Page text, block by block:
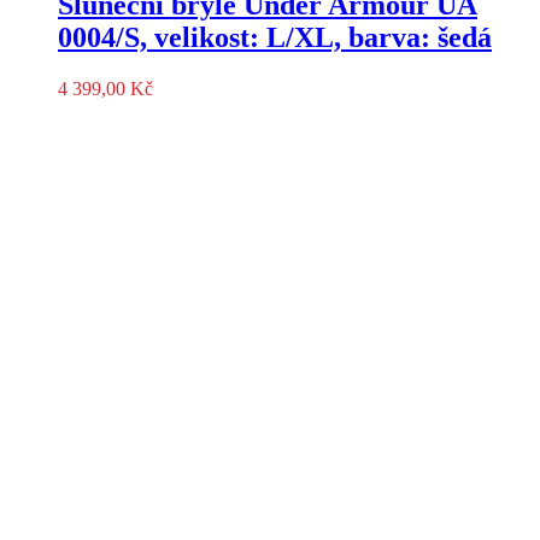
0004/S, velikost: L/XL, barva: šedá
4 399,00 Kč